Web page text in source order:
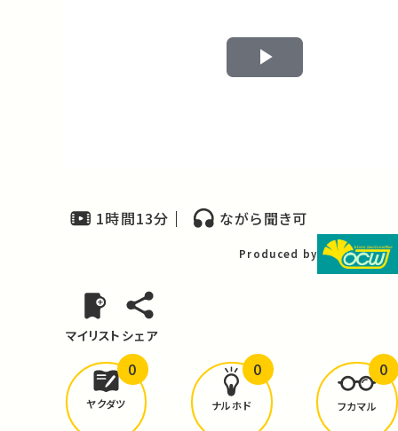
Play
1時間13分 ながら聞き可
Produced by
マイリスト シェア
どんな学びがありましたか？
ヤクダツ
0
ナルホド
0
フカマル
0